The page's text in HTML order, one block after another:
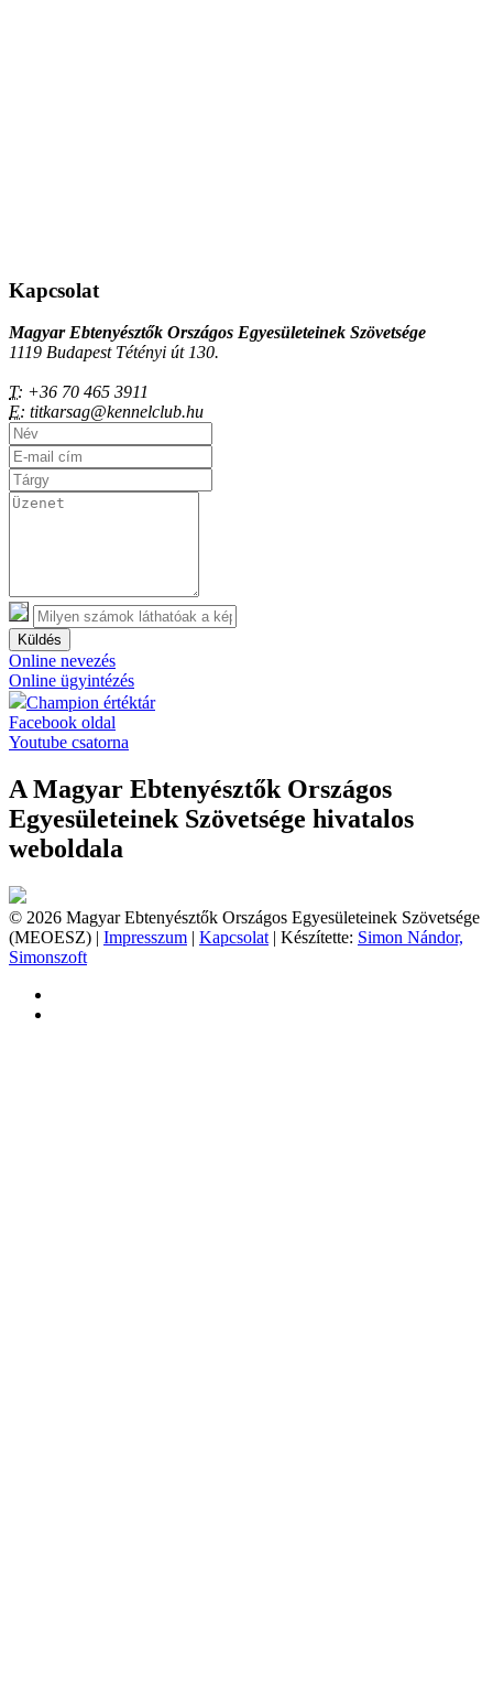
Kapcsolat
Magyar Ebtenyésztők Országos Egyesületeinek Szövetsége
1119 Budapest Tétényi út 130.
T: +36 70 465 3911
E: titkarsag@kennelclub.hu
Küldés
Online nevezés
Online ügyintézés
Champion értéktár
Facebook oldal
Youtube csatorna
A Magyar Ebtenyésztők Országos
Egyesületeinek Szövetsége hivatalos
weboldala
© 2026 Magyar Ebtenyésztők Országos Egyesületeinek Szövetsége
(MEOESZ) | Impresszum | Kapcsolat | Készítette: Simon Nándor,
Simonszoft